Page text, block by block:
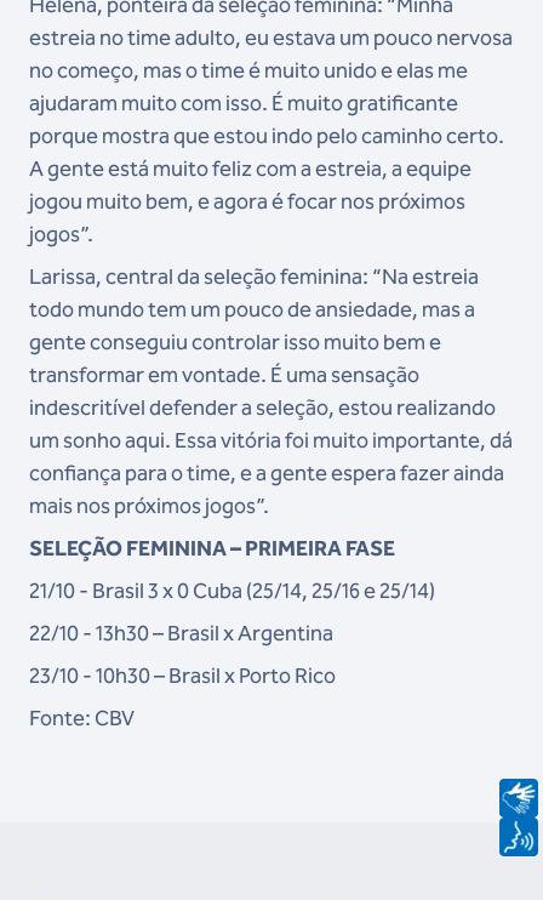
estreia no time adulto, eu estava um pouco nervosa
no começo, mas o time é muito unido e elas me
ajudaram muito com isso. É muito gratificante
porque mostra que estou indo pelo caminho certo.
A gente está muito feliz com a estreia, a equipe
jogou muito bem, e agora é focar nos próximos
jogos”.
Larissa, central da seleção feminina: “Na estreia
todo mundo tem um pouco de ansiedade, mas a
gente conseguiu controlar isso muito bem e
transformar em vontade. É uma sensação
indescritível defender a seleção, estou realizando
um sonho aqui. Essa vitória foi muito importante, dá
confiança para o time, e a gente espera fazer ainda
mais nos próximos jogos”.
SELEÇÃO FEMININA – PRIMEIRA FASE
21/10 - Brasil 3 x 0 Cuba (25/14, 25/16 e 25/14)
22/10 - 13h30 – Brasil x Argentina
23/10 - 10h30 – Brasil x Porto Rico
Fonte: CBV